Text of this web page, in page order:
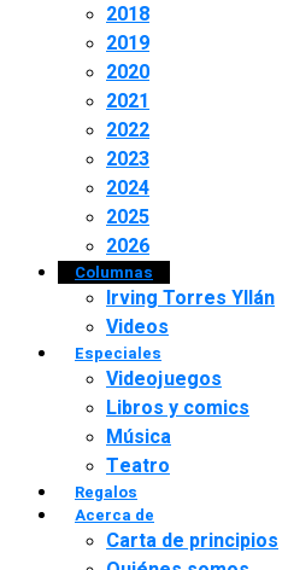
2018
2019
2020
2021
2022
2023
2024
2025
2026
Columnas
Irving Torres Yllán
Videos
Especiales
Videojuegos
Libros y comics
Música
Teatro
Regalos
Acerca de
Carta de principios